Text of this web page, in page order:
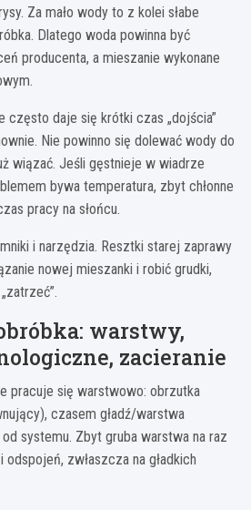
Za mało wody to z kolei słabe
Dlatego woda powinna być
producenta, a mieszanie wykonane
często daje się krótki czas „dojścia”
Nie powinno się dolewać wody do
wiązać. Jeśli gęstnieje w wiadrze
bywa temperatura, zbyt chłonne
pracy na słońcu.
i narzędzia. Resztki starej zaprawy
nowej mieszanki i robić grudki,
warstwy,
zacieranie
pracuje się warstwowo: obrzutka
czasem gładź/warstwa
systemu. Zbyt gruba warstwa na raz
zwłaszcza na gładkich